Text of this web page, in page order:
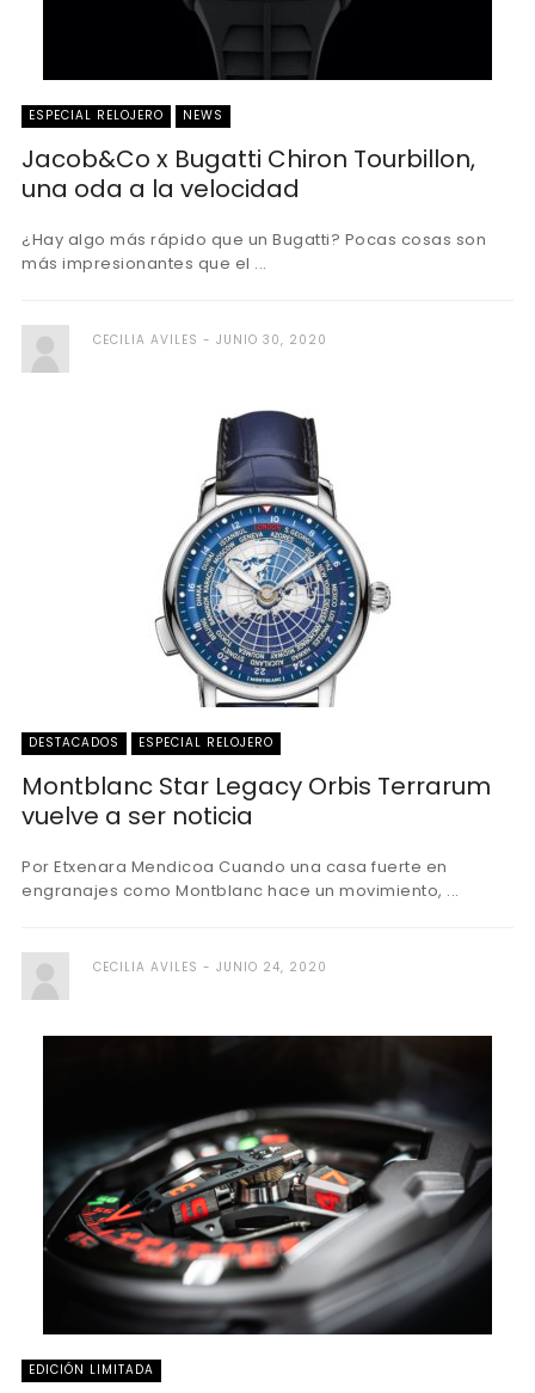
ESPECIAL RELOJERO NEWS
Jacob&Co x Bugatti Chiron Tourbillon,
una oda a la velocidad
¿Hay algo más rápido que un Bugatti? Pocas cosas son
más impresionantes que el ...
CECILIA AVILES JUNIO 30, 2020
DESTACADOS ESPECIAL RELOJERO
Montblanc Star Legacy Orbis Terrarum
vuelve a ser noticia
Por Etxenara Mendicoa Cuando una casa fuerte en
engranajes como Montblanc hace un movimiento, ...
CECILIA AVILES JUNIO 24, 2020
EDICIÓN LIMITADA